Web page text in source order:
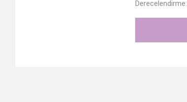
Derecelendirme: